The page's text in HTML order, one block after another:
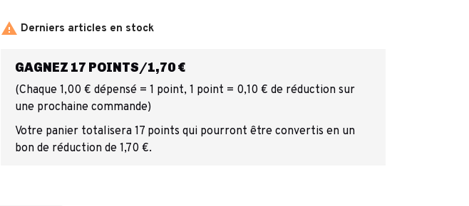
 Derniers articles en stock
GAGNEZ 17 POINTS/1,70 €
(Chaque 1,00 € dépensé = 1 point, 1 point = 0,10 € de réduction sur
une prochaine commande)
Votre panier totalisera 17 points qui pourront être convertis en un
bon de réduction de 1,70 €.